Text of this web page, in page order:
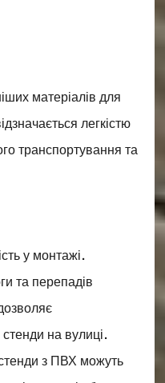
матеріалів для
легкістю
транспортування та
у монтажі.
та перепадів
на вулиці.
з ПВХ можуть